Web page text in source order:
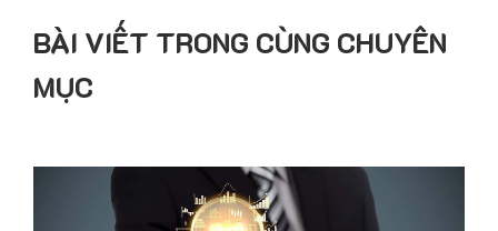
BÀI VIẾT TRONG CÙNG CHUYÊN
MỤC